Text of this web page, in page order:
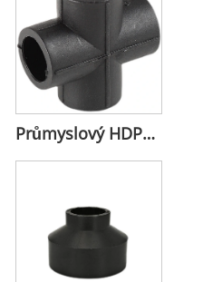
Průmyslový HDPE Equal Cross odolný v tlaku